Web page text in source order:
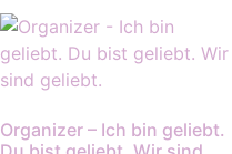
Organizer – Ich bin geliebt.